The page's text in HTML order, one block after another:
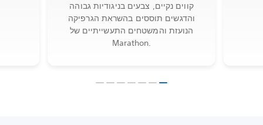
קווים נקיים, צבעים בניגודיות גבוהה
והדגשים תוססים בהשראת הגרפיקה
הנועזת והמשטחים התעשייתיים של
Marathon.